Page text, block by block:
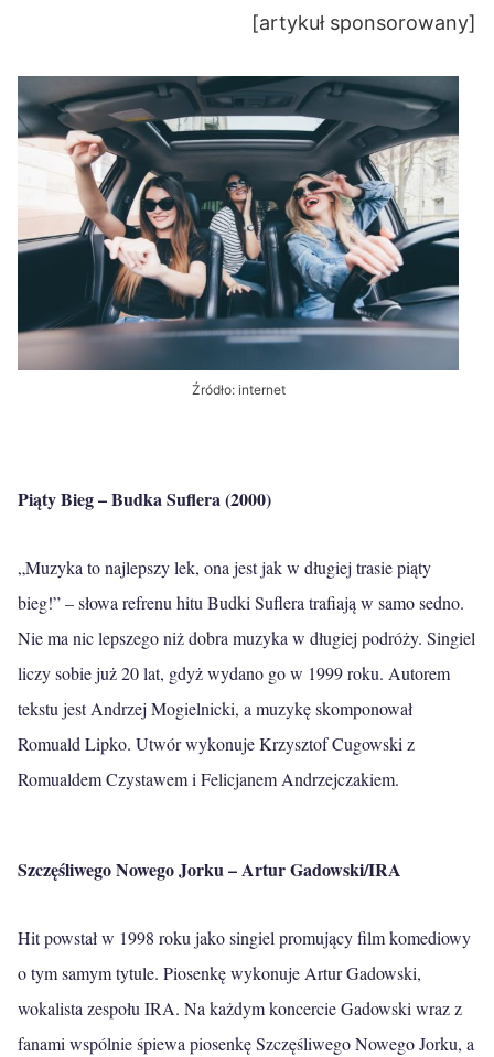
[artykuł sponsorowany]
Źródło: internet
Piąty Bieg – Budka Suflera (2000)
„Muzyka to najlepszy lek, ona jest jak w długiej trasie piąty
bieg!” – słowa refrenu hitu Budki Suflera trafiają w samo sedno.
Nie ma nic lepszego niż dobra muzyka w długiej podróży. Singiel
liczy sobie już 20 lat, gdyż wydano go w 1999 roku. Autorem
tekstu jest Andrzej Mogielnicki, a muzykę skomponował
Romuald Lipko. Utwór wykonuje Krzysztof Cugowski z
Romualdem Czystawem i Felicjanem Andrzejczakiem.
Szczęśliwego Nowego Jorku – Artur Gadowski/IRA
Hit powstał w 1998 roku jako singiel promujący film komediowy
o tym samym tytule. Piosenkę wykonuje Artur Gadowski,
wokalista zespołu IRA. Na każdym koncercie Gadowski wraz z
fanami wspólnie śpiewa piosenkę Szczęśliwego Nowego Jorku, a